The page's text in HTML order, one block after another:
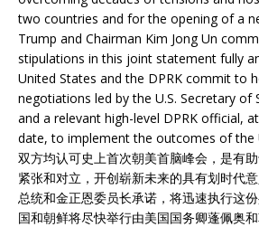
two countries and for the opening of a
Trump and Chairman Kim Jong Un
stipulations in this joint statement fully
United States and the DPRK commit to
negotiations led by the U.S. Secretary of
and a relevant high-level DPRK official,
date, to implement the outcomes of the
双方均认可史上首次朝美首脑峰会，是有
紧张和对立，开创崭新未来的具有划时代
总统和金正恩委员长承诺，将迅速执行这
国和朝鲜将尽快举行由美国国务卿蓬佩奥